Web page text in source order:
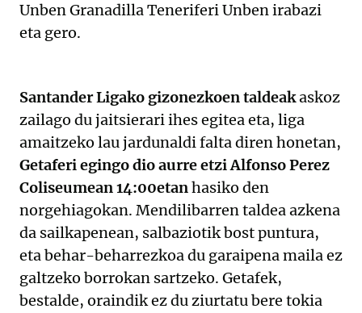
Unben Granadilla Teneriferi Unben irabazi
eta gero.
Santander Ligako gizonezkoen taldeakaskoz
zailago du jaitsierari ihes egitea eta, liga
amaitzeko lau jardunaldi falta diren honetan,
Getaferi egingo dio aurre etzi Alfonso Perez
Coliseumean 14:00etanhasiko den
norgehiagokan. Mendilibarren taldea azkena
da sailkapenean, salbaziotik bost puntura,
eta behar-beharrezkoa du garaipena maila ez
galtzeko borrokan sartzeko. Getafek,
bestalde, oraindik ez du ziurtatu bere tokia